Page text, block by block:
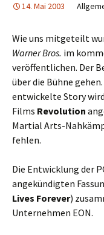
14. Mai 2003
Wie uns mitgeteilt
Warner Bros. im
veröffentlichen. Der
über die Bühne
entwickelte Story
Films Revolution
Martial Arts-
fehlen.
Die Entwicklung der
angekündigten
Lives Forever)
Unternehmen EON.